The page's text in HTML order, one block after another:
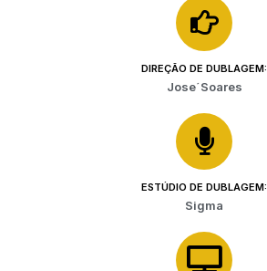
DIREÇÃO DE DUBLAGEM:
Jose´Soares
ESTÚDIO DE DUBLAGEM:
Sigma